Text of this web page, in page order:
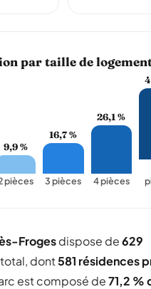
par taille de
9,9 %
pièces
16,7 %
3 pièces
26,1 %
4 pièces
Frogesdispose de629
dont581 résidences
est composé de71,2 %